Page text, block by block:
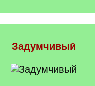
Задумчивый